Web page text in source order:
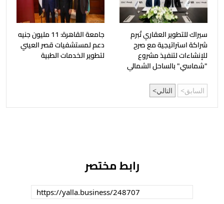
سيراك للتطوير العقاري تُبرم
شراكة استراتيجية مع صرح
للإنشاءات لتنفيذ مشروع
"شماسي" بالساحل الشمالي
جامعة القاهرة: 11 مليون جنيه
دعم لمستشفيات قصر العيني
لتطوير الخدمات الطبية
السابق التالي
رابط مختصر